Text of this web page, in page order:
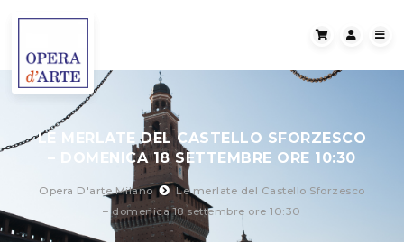
LE MERLATE DEL CASTELLO SFORZESCO
– DOMENICA 18 SETTEMBRE ORE 10:30
Opera D'arte Milano
Le merlate del Castello Sforzesco
– domenica 18 settembre ore 10:30